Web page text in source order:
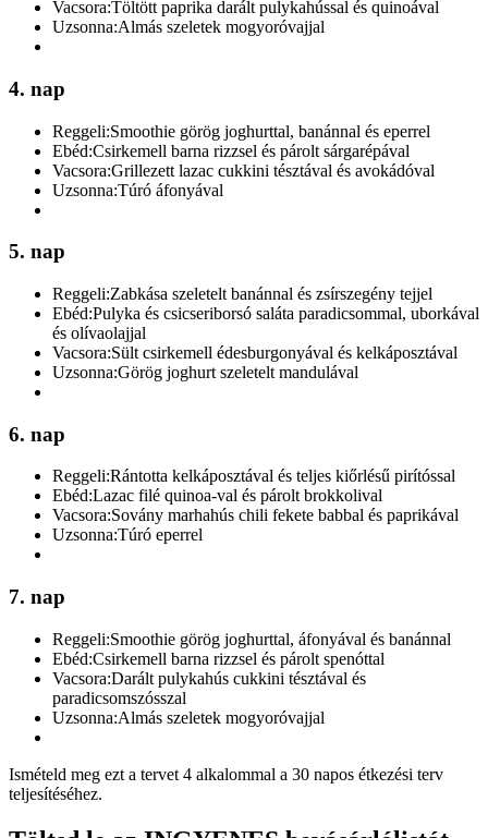
Vacsora:Töltött paprika darált pulykahússal és quinoával
Uzsonna:Almás szeletek mogyoróvajjal
4. nap
Reggeli:Smoothie görög joghurttal, banánnal és eperrel
Ebéd:Csirkemell barna rizzsel és párolt sárgarépával
Vacsora:Grillezett lazac cukkini tésztával és avokádóval
Uzsonna:Túró áfonyával
5. nap
Reggeli:Zabkása szeletelt banánnal és zsírszegény tejjel
Ebéd:Pulyka és csicseriborsó saláta paradicsommal, uborkával
és olívaolajjal
Vacsora:Sült csirkemell édesburgonyával és kelkáposztával
Uzsonna:Görög joghurt szeletelt mandulával
6. nap
Reggeli:Rántotta kelkáposztával és teljes kiőrlésű pirítóssal
Ebéd:Lazac filé quinoa-val és párolt brokkolival
Vacsora:Sovány marhahús chili fekete babbal és paprikával
Uzsonna:Túró eperrel
7. nap
Reggeli:Smoothie görög joghurttal, áfonyával és banánnal
Ebéd:Csirkemell barna rizzsel és párolt spenóttal
Vacsora:Darált pulykahús cukkini tésztával és
paradicsomszósszal
Uzsonna:Almás szeletek mogyoróvajjal
Ismételd meg ezt a tervet 4 alkalommal a 30 napos étkezési terv
teljesítéséhez.